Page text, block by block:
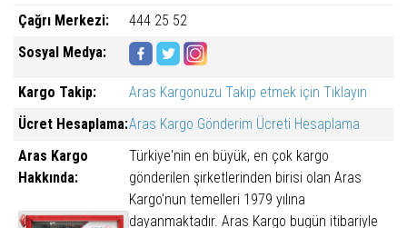
Çağrı Merkezi:
444 25 52
Sosyal Medya:
Kargo Takip:
Aras Kargonuzu Takip etmek için Tıklayın
Ücret Hesaplama:Aras Kargo Gönderim Ücreti Hesaplama
Aras Kargo
Hakkında:
Türkiye'nin en büyük, en çok kargo
gönderilen şirketlerinden birisi olan Aras
Kargo'nun temelleri 1979 yılına
dayanmaktadır. Aras Kargo bugün itibariyle